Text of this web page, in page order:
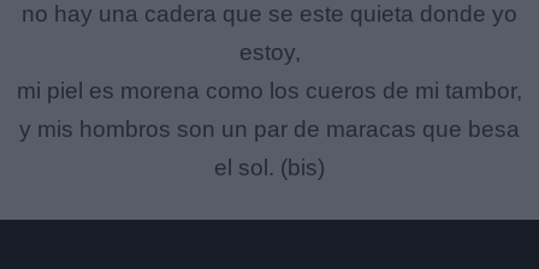
no hay una cadera que se este quieta donde yo
estoy,
mi piel es morena como los cueros de mi tambor,
y mis hombros son un par de maracas que besa
el sol. (bis)